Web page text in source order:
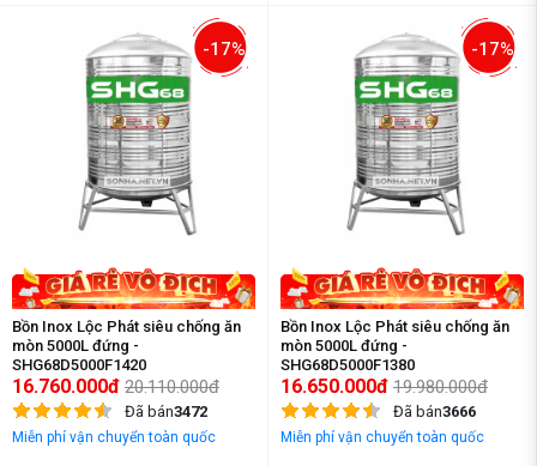
-17%
Bồn Inox Lộc Phát siêu chống ăn
mòn 5000L đứng -
SHG68D5000F1420
16.760.000đ 20.110.000đ
Đã bán3472
Miễn phí vận chuyển toàn quốc
-17%
Bồn Inox Lộc Phát siêu chống ăn
mòn 5000L đứng -
SHG68D5000F1380
16.650.000đ 19.980.000đ
Đã bán3666
Miễn phí vận chuyển toàn quốc